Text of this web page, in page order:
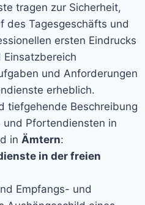
tragen zur Sicherheit,
des Tagesgeschäfts und
ersten Eindrucks
Einsatzbereich
und Anforderungen
erheblich.
tiefgehende Beschreibung
Pfortendiensten in
in Ämtern:
in der freien
Empfangs- und